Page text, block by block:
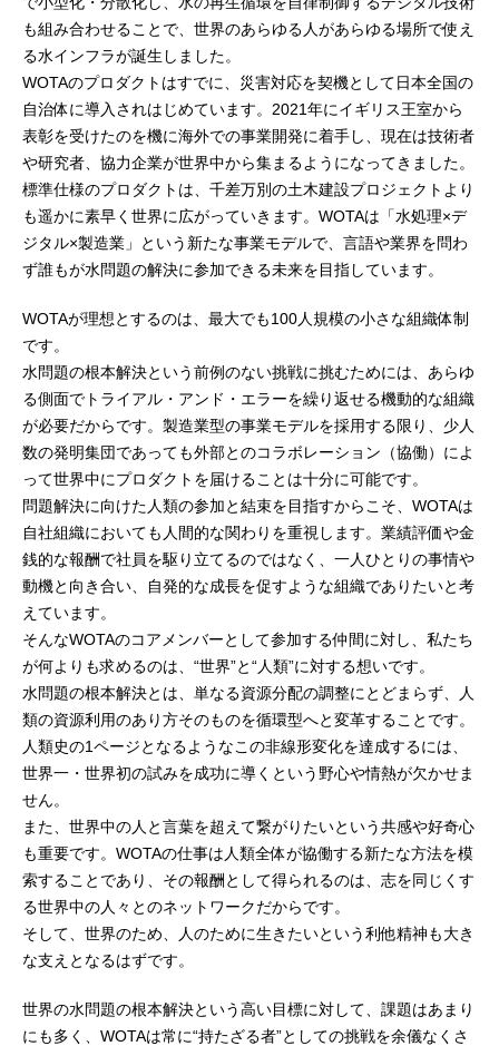
も組み合わせることで、世界のあらゆる人があらゆる場所で使え
る水インフラが誕生しました。
WOTAのプロダクトはすでに、災害対応を契機として日本全国の
自治体に導入されはじめています。2021年にイギリス王室から
表彰を受けたのを機に海外での事業開発に着手し、現在は技術者
や研究者、協力企業が世界中から集まるようになってきました。
標準仕様のプロダクトは、千差万別の土木建設プロジェクトより
も遥かに素早く世界に広がっていきます。WOTAは「水処理×デ
ジタル×製造業」という新たな事業モデルで、言語や業界を問わ
ず誰もが水問題の解決に参加できる未来を目指しています。
WOTAが理想とするのは、最大でも100人規模の小さな組織体制
です。
水問題の根本解決という前例のない挑戦に挑むためには、あらゆ
る側面でトライアル・アンド・エラーを繰り返せる機動的な組織
が必要だからです。製造業型の事業モデルを採用する限り、少人
数の発明集団であっても外部とのコラボレーション（協働）によ
って世界中にプロダクトを届けることは十分に可能です。
問題解決に向けた人類の参加と結束を目指すからこそ、WOTAは
自社組織においても人間的な関わりを重視します。業績評価や金
銭的な報酬で社員を駆り立てるのではなく、一人ひとりの事情や
動機と向き合い、自発的な成長を促すような組織でありたいと考
えています。
そんなWOTAのコアメンバーとして参加する仲間に対し、私たち
が何よりも求めるのは、“世界”と“人類”に対する想いです。
水問題の根本解決とは、単なる資源分配の調整にとどまらず、人
類の資源利用のあり方そのものを循環型へと変革することです。
人類史の1ページとなるようなこの非線形変化を達成するには、
世界一・世界初の試みを成功に導くという野心や情熱が欠かせま
せん。
また、世界中の人と言葉を超えて繋がりたいという共感や好奇心
も重要です。WOTAの仕事は人類全体が協働する新たな方法を模
索することであり、その報酬として得られるのは、志を同じくす
る世界中の人々とのネットワークだからです。
そして、世界のため、人のために生きたいという利他精神も大き
な支えとなるはずです。
世界の水問題の根本解決という高い目標に対して、課題はあまり
にも多く、WOTAは常に“持たざる者”としての挑戦を余儀なくさ